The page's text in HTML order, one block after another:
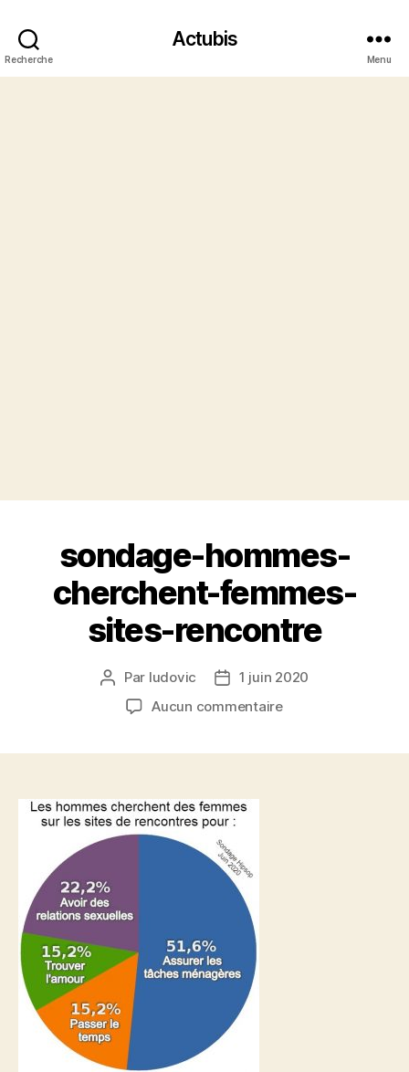
Recherche
Actubis
Menu
sondage-hommes-
cherchent-femmes-
sites-rencontre
Auteur
l’article
Par ludovic
Date1 juin 2020
Aucun commentairesur